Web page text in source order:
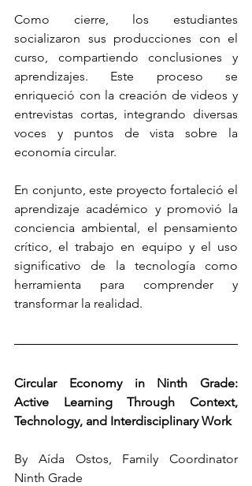
Como cierre, los estudiantes
socializaron sus producciones con el
curso, compartiendo conclusiones y
aprendizajes. Este proceso se
enriqueció con la creación de videos y
entrevistas cortas, integrando diversas
voces y puntos de vista sobre la
economía circular.
En conjunto, este proyecto fortaleció el
aprendizaje académico y promovió la
conciencia ambiental, el pensamiento
crítico, el trabajo en equipo y el uso
significativo de la tecnología como
herramienta para comprender y
transformar la realidad.
Circular Economy in Ninth Grade:
Active Learning Through Context,
Technology, and Interdisciplinary Work
By Aída Ostos, Family Coordinator
Ninth Grade